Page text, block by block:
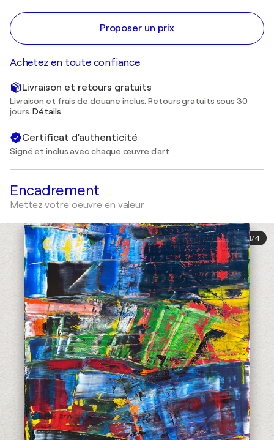
Proposer un prix
Achetez en toute confiance
Livraison et retours gratuits
Livraison et frais de douane inclus. Retours gratuits sous 30
jours.Détails
Certificat d'authenticité
Signé et inclus avec chaque œuvre d'art
Encadrement
Mettez votre oeuvre en valeur
1/4